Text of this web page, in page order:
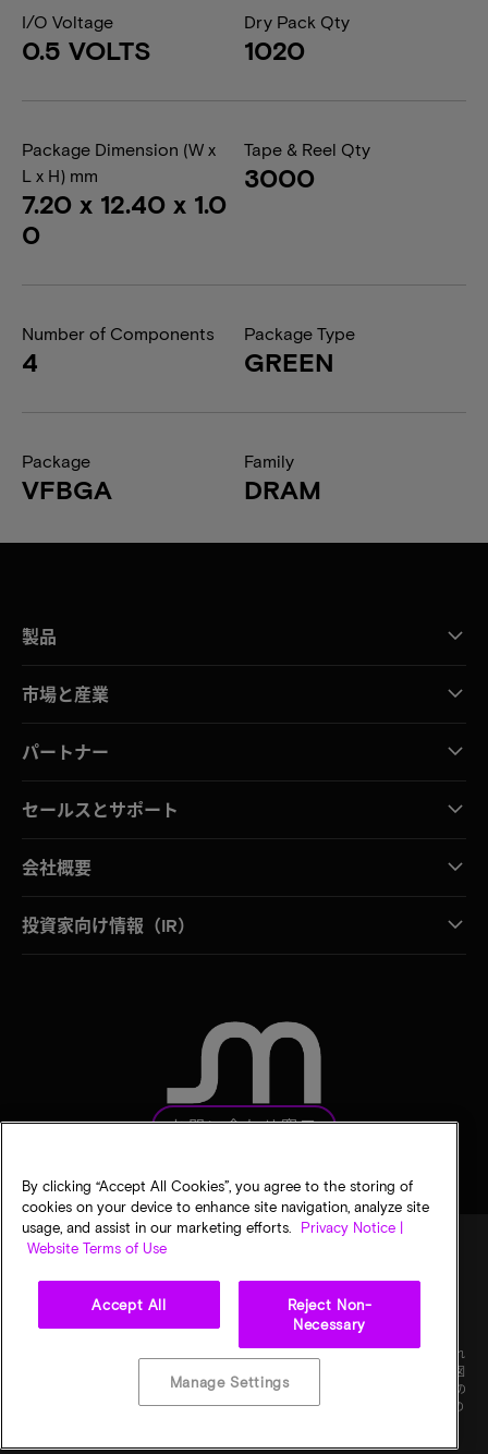
I/O Voltage
0.5 VOLTS
Dry Pack Qty
1020
Package Dimension (W x
L x H) mm
7.20 x 12.40 x 1.0
0
Tape & Reel Qty
3000
Number of Components
4
Package Type
GREEN
Package
VFBGA
Family
DRAM
製品
市場と産業
パートナー
セールスとサポート
会社概要
投資家向け情報（IR）
お問い合わせ窓口
マイクロンのプライバシー通知 販売条件
Micron Technology, Inc. All rights reserved. 情報、製品、仕様は予告なく変更され
ることがあります。すべての情報は何らの保証なく「現状有姿」の状態で提供されます。図
画の縮尺は正確ではありません。マイクロン、マイクロンのロゴ、およびその他のすべての
マイクロンの商標はMicron Technology, Inc.に帰属します。他のすべての商標はそれぞれの
By clicking “Accept All Cookies”, you agree to the storing of
cookies on your device to enhance site navigation, analyze site
usage, and assist in our marketing efforts.
Privacy Notice |
Website Terms of Use
Accept All
Reject Non-
Necessary
Manage Settings